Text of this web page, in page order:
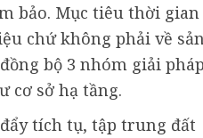
bảo. Mục tiêu thời gian
chứ không phải về
bộ 3 nhóm giải
cơ sở hạ tầng.
tích tụ, tập trung đất